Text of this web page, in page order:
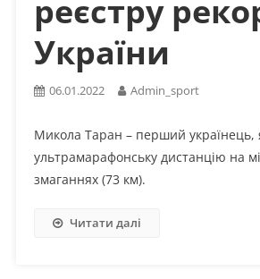
реєстру
України
06.01.2022 Admin_sport
Микола Таран – перший українець,
ультрамарафонську дистанцію на
змаганнях (73 км).
Читати далі